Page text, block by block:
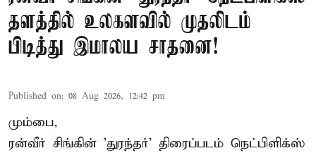
தளத்தில் உலகளவில் முதலிடம்
பிடித்து இமாலய சாதனை!
Published on: 08 Aug 2026, 12:42 pm
மும்பை,
ரன்வீர் சிங்கின் 'துரந்தர்' திரைப்படம் நெட்பிளிக்ஸ்